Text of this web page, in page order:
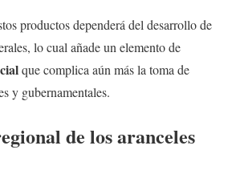
productos dependerá del desarrollo de
lo cual añade un elemento de
que complica aún más la toma de
y gubernamentales.
de los aranceles